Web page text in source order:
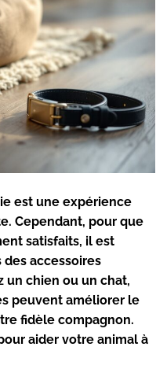
est une expérience
Cependant, pour que
satisfaits, il est
des accessoires
un chien ou un chat,
peuvent améliorer le
fidèle compagnon.
aider votre animal à